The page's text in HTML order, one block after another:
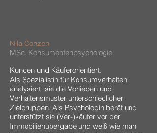
Nila Conzen
MSc. Konsumentenpsychologie
Kunden und Käuferorientiert.
Als Spezialistin für Konsumverhalten
analysiert sie die Vorlieben und
Verhaltensmuster unterschiedlicher
Zielgruppen. Als Psychologin berät und
unterstützt sie (Ver-)käufer vor der
Immobilienübergabe und weiß wie man